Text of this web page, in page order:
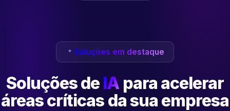
Soluções em destaque
Soluções de IA para acelerar
áreas críticas da sua empresa